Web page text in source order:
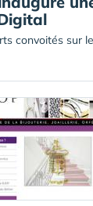
convoités sur